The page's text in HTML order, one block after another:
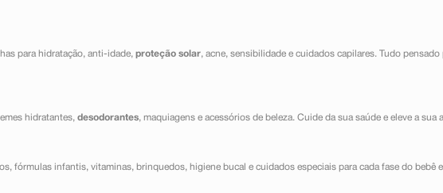
para hidratação, anti-idade, proteção solar, acne, sensibilidade e cuidados capilares. Tudo
hidratantes, desodorantes, maquiagens e acessórios de beleza. Cuide da sua saúde e eleve a
fórmulas infantis, vitaminas, brinquedos, higiene bucal e cuidados especiais para cada fase do bebê